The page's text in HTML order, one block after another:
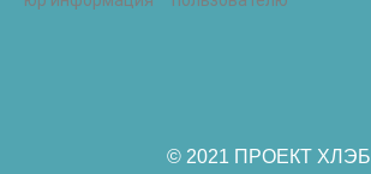
© 2021 ПРОЕКТ ХЛЭБ